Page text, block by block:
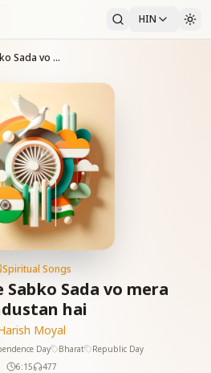
HIN
Diya Hai Jisne Sabko Sada vo mera hindustan hai
Spiritual Songs
Sabko Sada vo mera
hai
Moyal
Day Bharat
Republic Day
6:15
477